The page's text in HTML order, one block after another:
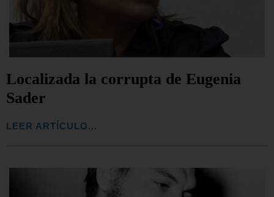
Localizada la corrupta de Eugenia
Sader
LEER ARTÍCULO...